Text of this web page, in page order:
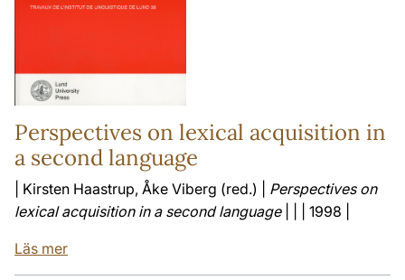
Perspectives on lexical acquisition in
a second language
| Kirsten Haastrup, Åke Viberg (red.) | Perspectives on
lexical acquisition in a second language| | | 1998 |
Läs mer